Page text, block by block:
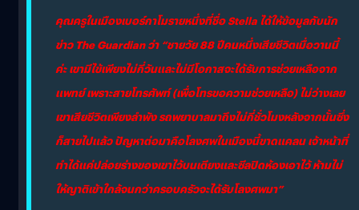
คุณครูในเมืองเบอร์กาโมรายหนึ่งที่ชื่อ Stella ได้ให้ข้อมูลกับนัก
ข่าว The Guardian ว่า “ชายวัย 88 ปีคนหนึ่งเสียชีวิตเมื่อวานนี้
ค่ะ เขามีไข้เพียงไม่กี่วันและไม่มีโอกาสจะได้รับการช่วยเหลือจาก
แพทย์ เพราะสายโทรศัพท์ (เพื่อโทรขอความช่วยเหลือ) ไม่ว่างเลย
เขาเสียชีวิตเพียงลำพัง รถพยาบาลมาถึงไม่กี่ชั่วโมงหลังจากนั้นซึ่ง
ก็สายไปแล้ว ปัญหาต่อมาคือโลงศพในเมืองนี้ขาดแคลน เจ้าหน้าที่
ทำได้แค่ปล่อยร่างของเขาไว้บนเตียงและซีลปิดห้องเอาไว้ ห้ามไม่
ให้ญาติเข้าใกล้จนกว่าครอบครัวจะได้รับโลงศพมา”